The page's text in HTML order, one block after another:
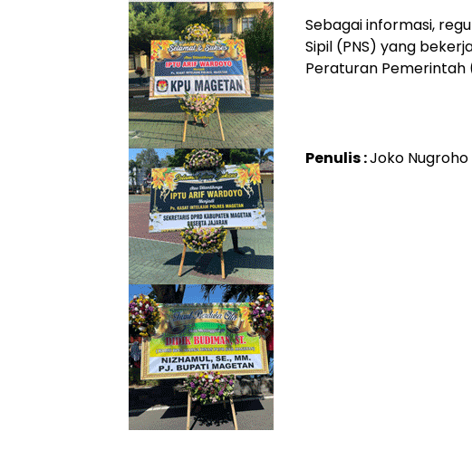
Sebagai informasi,
Sipil (PNS) yang
Peraturan Pemerintah
Penulis :Joko Nugroho